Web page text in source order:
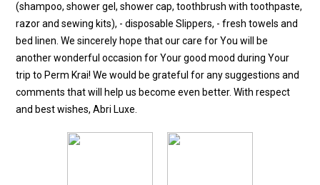
(shampoo, shower gel, shower cap, toothbrush with toothpaste,
razor and sewing kits), - disposable Slippers, - fresh towels and
bed linen. We sincerely hope that our care for You will be
another wonderful occasion for Your good mood during Your
trip to Perm Krai! We would be grateful for any suggestions and
comments that will help us become even better. With respect
and best wishes, Abri Luxe.